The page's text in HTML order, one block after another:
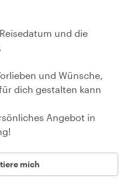
und die
und Wünsche,
dich gestalten kann
Angebot in
mich